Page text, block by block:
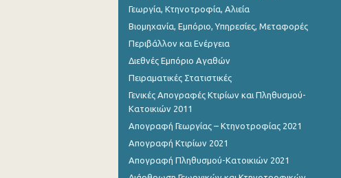
Μαΐου 2023
Απριλίου 2023
Μαρτίου 2023
Ιανουαρίου 2023
Δεκεμβρίου 2022
Νοεμβρίου 2022
Γεωργία, Κτηνοτροφία, Αλιεία
Βιομηχανία, Εμπόριο, Υπηρεσίες, Μεταφορές
Περιβάλλον και Ενέργεια
Διεθνές Εμπόριο Αγαθών
Πειραματικές Στατιστικές
Γενικές Απογραφές Κτιρίων και Πληθυσμού-
Κατοικιών 2011
Απογραφή Γεωργίας – Κτηνοτροφίας 2021
Απογραφή Κτιρίων 2021
Απογραφή Πληθυσμού-Κατοικιών 2021